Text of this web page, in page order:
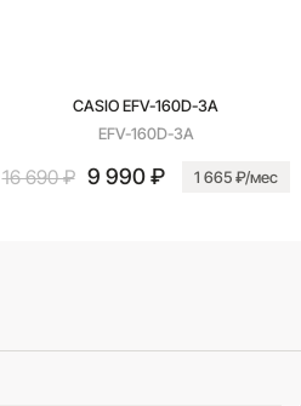
CASIO EFV-160D-3A
EFV-160D-3A
16 690 ₽ 9 990 ₽ 1 665 ₽/мес